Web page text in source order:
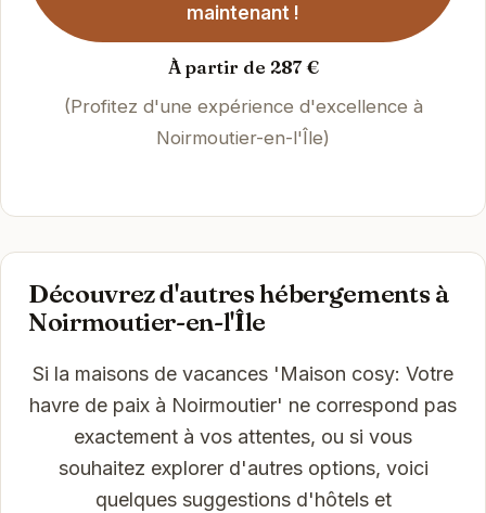
maintenant !
À partir de 287 €
(Profitez d'une expérience d'excellence à
Noirmoutier-en-l'Île)
Découvrez d'autres hébergements à
Noirmoutier-en-l'Île
Si la maisons de vacances 'Maison cosy: Votre
havre de paix à Noirmoutier' ne correspond pas
exactement à vos attentes, ou si vous
souhaitez explorer d'autres options, voici
quelques suggestions d'hôtels et